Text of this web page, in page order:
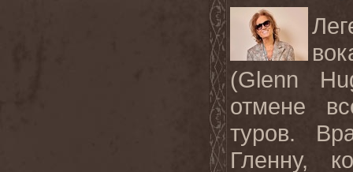
(Glenn
отмене
туров.
Гленну,